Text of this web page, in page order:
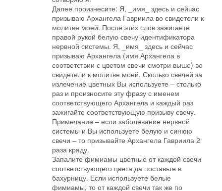
Далее произнесите: Я, _имя_ здесь и сейчас
призываю Архангела Гавриила во свидетели к
молитве моей. После этих слов зажигаете
правой рукой белую свечу идентификатора
нервной системы. Я, _имя_ здесь и сейчас
призываю Архангела (имя Архангела в
соответствии с цветом свечи смотри выше) во
свидетели к молитве моей. Сколько свечей за
излечение цветных Вы используете – столько
раз и произносите эту фразу с именем
соответствующего Архангела и каждый раз
зажигайте соответствующую призыву свечу.
Примечание – если заболевание нервной
системы и Вы используете белую и синюю
свечи – то призывайте Архангела Гавриила 2
раза кряду.
Запалите фимиамы цветные от каждой свечи
соответствующего цвета да поставьте в
бахурницу. Если используете белые
фимиамы, то от каждой свечи так же по